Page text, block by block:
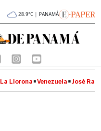
28.9°C | PANAMÁ
La Llorona Venezuela José